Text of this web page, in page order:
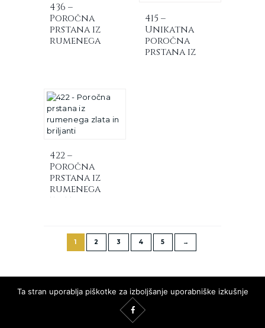
436 –
Poročna
prstana iz
rumenega
415 –
Unikatna
poročna
prstana iz
422 –
Poročna
prstana iz
rumenega
zlata in
1 2 3 4 5 →
Ta stran uporablja piškotke za izboljšanje uporabniške izkušnje
in za spremljanje podatkov o obiskanosti strani.